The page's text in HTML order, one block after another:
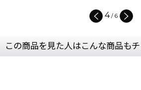
4/ 6
この商品を見た人はこんな商品も